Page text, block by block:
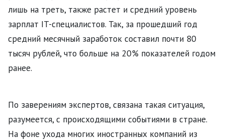
лишь на треть, также растет и средний уровень
зарплат IT-специалистов. Так, за прошедший год
средний месячный заработок составил почти 80
тысяч рублей, что больше на 20% показателей годом
ранее.
По заверениям экспертов, связана такая ситуация,
разумеется, с происходящими событиями в стране.
На фоне ухода многих иностранных компаний из